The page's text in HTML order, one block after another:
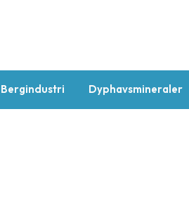
Bergindustri Dyphavsmineraler